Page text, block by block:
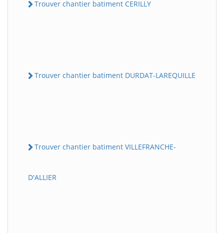
Trouver chantier batiment CERILLY
Trouver chantier batiment DURDAT-LAREQUILLE
Trouver chantier batiment VILLEFRANCHE-
D'ALLIER